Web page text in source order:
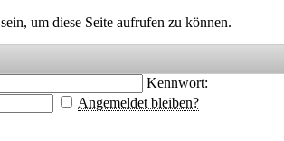
sein, um diese Seite aufrufen zu können.
Kennwort:
Angemeldet bleiben?